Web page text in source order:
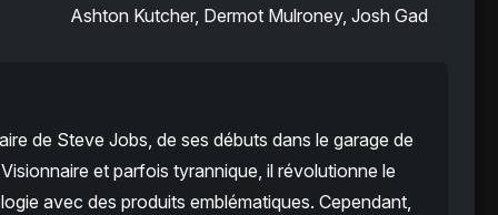
Ashton Kutcher, Dermot Mulroney, Josh Gad
de Steve Jobs, de ses débuts dans le garage de
et parfois tyrannique, il révolutionne le
avec des produits emblématiques. Cependant,